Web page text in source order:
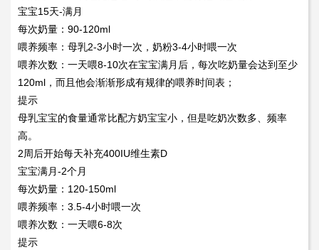
宝宝15天-满月
每次奶量：90-120ml
喂养频率：母乳2-3小时一次，奶粉3-4小时喂一次
喂养次数：一天喂8-10次在宝宝满月后，每次吃奶量会达到至少
120ml，而且他会渐渐形成有规律的喂养时间表；
提示
母乳宝宝的食量通常比配方奶宝宝小，但是吃奶次数多、频率
高。
2周后开始每天补充400IU维生素D
宝宝满月-2个月
每次奶量：120-150ml
喂养频率：3.5-4小时喂一次
喂养次数：一天喂6-8次
提示